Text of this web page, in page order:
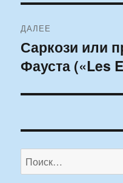
ДАЛЕЕ
Следующая
запись:
Саркози или
Фауста («Les
Искать: